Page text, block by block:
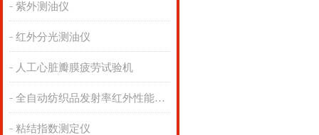
紫外测油仪
红外分光测油仪
人工心脏瓣膜疲劳试验机
全自动纺织品发射率红外性能分析
粘结指数测定仪